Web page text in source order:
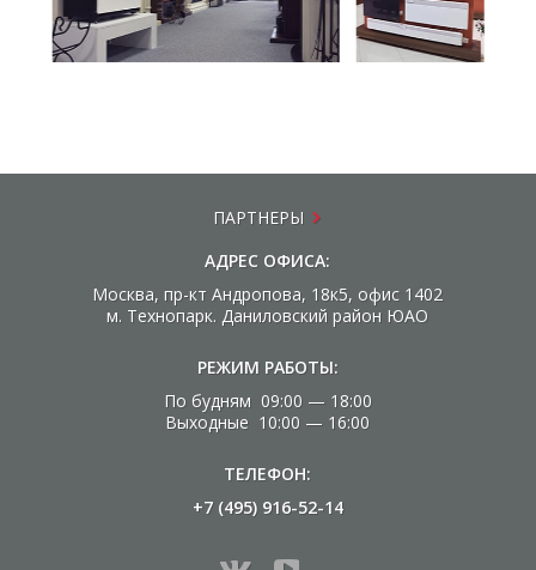
ПАРТНЕРЫ
АДРЕС ОФИСА:
Москва, пр-кт Андропова, 18к5, офис 1402
м. Технопарк. Даниловский район ЮАО
РЕЖИМ РАБОТЫ:
По будням 09:00 — 18:00
Выходные 10:00 — 16:00
ТЕЛЕФОН:
+7 (495) 916-52-14